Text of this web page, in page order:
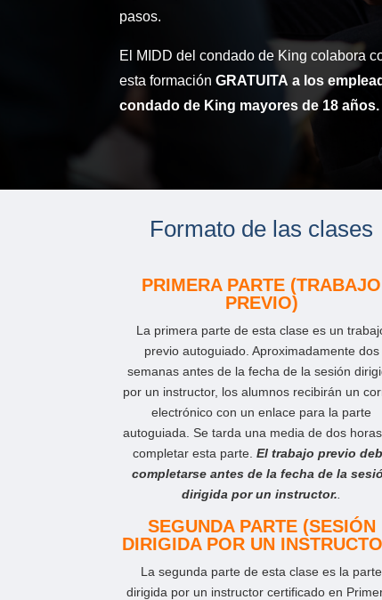
pasos.
El MIDD del condado de King colabora
esta formaciónGRATUITA a los
condado de King mayores de 18 años.
Formato de las clases
PRIMERA PARTE (TRABAJO
PREVIO)
La primera parte de esta clase es un
previo autoguiado. Aproximadamente dos
semanas antes de la fecha de la sesión
por un instructor, los alumnos recibirán un
electrónico con un enlace para la parte
autoguiada. Se tarda una media de dos
completar esta parte.El trabajo previo
completarse antes de la fecha de la
dirigida por un instructor.
SEGUNDA PARTE (SESIÓN
DIRIGIDA POR UN
La segunda parte de esta clase es la parte
dirigida por un instructor certificado en